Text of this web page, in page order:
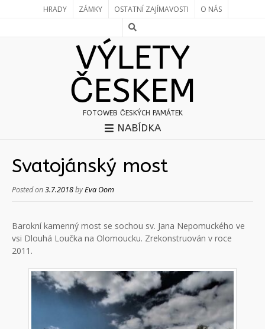
HRADY ZÁMKY OSTATNÍ ZAJÍMAVOSTI O NÁS
VÝLETY
ČESKEM
FOTOWEB ČESKÝCH PAMÁTEK
NABÍDKA
Svatojánský most
Posted on3.7.2018byEva Oom
Barokní kamenný most se sochou sv. Jana Nepomuckého ve
vsi Dlouhá Loučka na Olomoucku. Zrekonstruován v roce
2011.